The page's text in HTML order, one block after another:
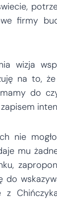
firmy
wizja
na to,
do
nie
mu